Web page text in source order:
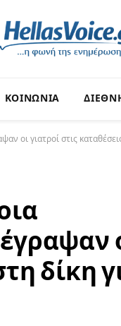
ΚΟΙΝΩΝΙΑ
οι γιατροί στις
δίκη